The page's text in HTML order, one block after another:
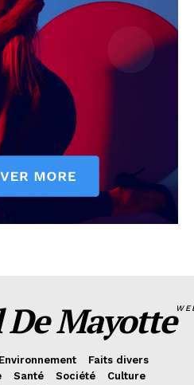
De Mayotte
Environnement
Faits divers
Santé Société
Culture